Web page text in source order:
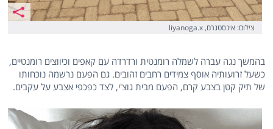
צילום: אינסטגרם, liyanoga.x
בהמשך נגה עברה לשמלה רומנטית ורדרדה עם קאפים וכיווצים רומנטיים,
כשעל זרועותיה אוסף צמידים רחבים זהובים. גם הפעם נרשמה נוכחותו
של תיק קטן בצבע קרם, הפעם מבית גוצ'י, לצד כפכפי אצבע על עקבים.